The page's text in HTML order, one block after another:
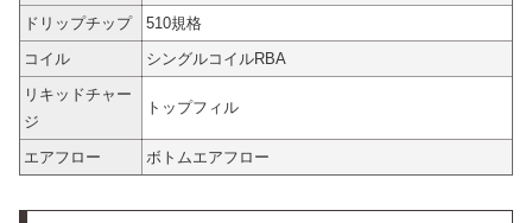
ドリップチップ
510規格
コイル
シングルコイルRBA
リキッドチャー
ジ
トップフィル
エアフロー ボトムエアフロー